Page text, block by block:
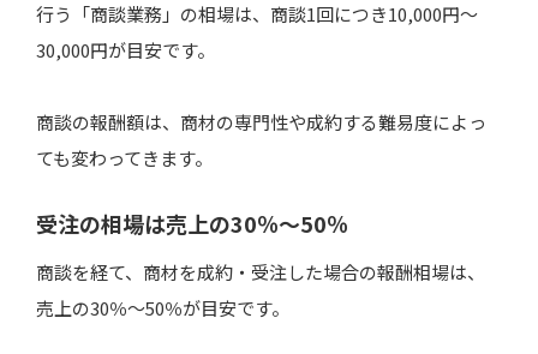
営業代行における契約書は大きく3種類
請負契約
準委任契約
営業代行の種類を教えてください。
報酬額の割合はどのくらいですか？
行う「商談業務」の相場は、商談1回につき10,000円〜
30,000円が目安です。
商談の報酬額は、商材の専門性や成約する難易度によっ
ても変わってきます。
受注の相場は売上の30％～50％
商談を経て、商材を成約・受注した場合の報酬相場は、
売上の30％～50％が目安です。